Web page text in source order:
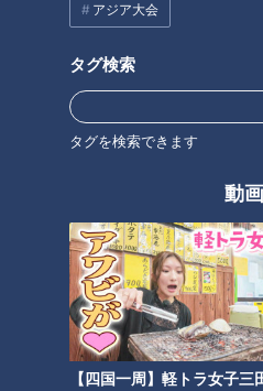
アジア大会
タグ検索
タグを検索できます
動
【四国一周】軽トラ女子三
沖縄の夜に響く打球音の正体！
実を結ぶか？
「根尾は外野一本」すばやい決
断の底にある立浪新監督の期待